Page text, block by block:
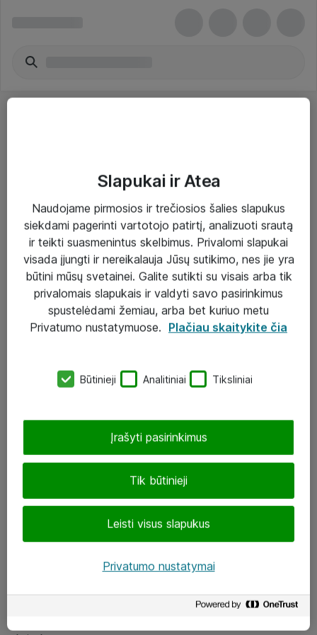
Paslaugos
Sprendimai
Įgyvendinti projektai
Atea ekspertų patarimai verslui
eShop@atea.lt
LinkedIn
Slapukai ir Atea
Naudojame pirmosios ir trečiosios šalies slapukus
siekdami pagerinti vartotojo patirtį, analizuoti srautą
ir teikti suasmenintus skelbimus. Privalomi slapukai
visada įjungti ir nereikalauja Jūsų sutikimo, nes jie yra
būtini mūsų svetainei. Galite sutikti su visais arba tik
privalomais slapukais ir valdyti savo pasirinkimus
spustelėdami žemiau, arba bet kuriuo metu
Privatumo nustatymuose. Plačiau skaitykite čia
Būtinieji Analitiniai Tiksliniai
Tik būtinieji
Leisti visus slapukus
Įrašyti pasirinkimus
Privatumo nustatymai